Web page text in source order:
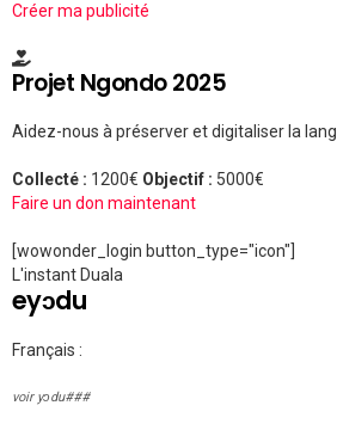
Créer ma publicité
Projet Ngondo 2025
Aidez-nous à préserver et digitaliser la
Collecté : 1200€ Objectif : 5000€
Faire un don maintenant
[wowonder_login button_type="icon"]
L'instant Duala
eyɔdu
Français :
voir yɔdu###